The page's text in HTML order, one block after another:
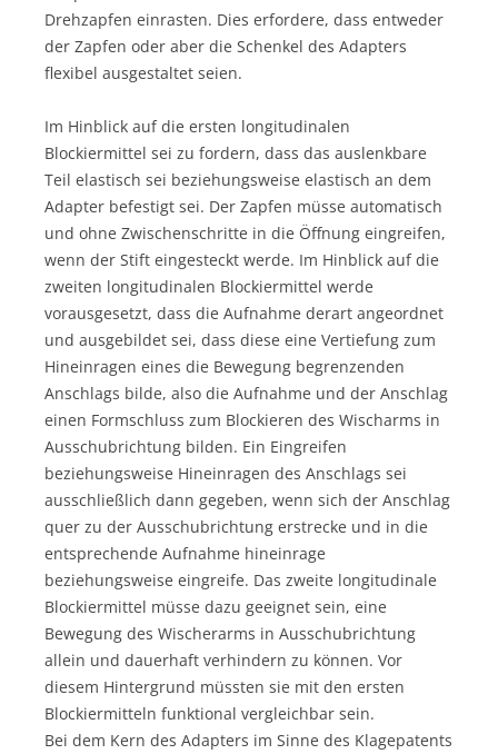
Drehzapfen einrasten. Dies erfordere, dass entweder
der Zapfen oder aber die Schenkel des Adapters
flexibel ausgestaltet seien.
Im Hinblick auf die ersten longitudinalen
Blockiermittel sei zu fordern, dass das auslenkbare
Teil elastisch sei beziehungsweise elastisch an dem
Adapter befestigt sei. Der Zapfen müsse automatisch
und ohne Zwischenschritte in die Öffnung eingreifen,
wenn der Stift eingesteckt werde. Im Hinblick auf die
zweiten longitudinalen Blockiermittel werde
vorausgesetzt, dass die Aufnahme derart angeordnet
und ausgebildet sei, dass diese eine Vertiefung zum
Hineinragen eines die Bewegung begrenzenden
Anschlags bilde, also die Aufnahme und der Anschlag
einen Formschluss zum Blockieren des Wischarms in
Ausschubrichtung bilden. Ein Eingreifen
beziehungsweise Hineinragen des Anschlags sei
ausschließlich dann gegeben, wenn sich der Anschlag
quer zu der Ausschubrichtung erstrecke und in die
entsprechende Aufnahme hineinrage
beziehungsweise eingreife. Das zweite longitudinale
Blockiermittel müsse dazu geeignet sein, eine
Bewegung des Wischerarms in Ausschubrichtung
allein und dauerhaft verhindern zu können. Vor
diesem Hintergrund müssten sie mit den ersten
Blockiermitteln funktional vergleichbar sein.
Bei dem Kern des Adapters im Sinne des Klagepatents